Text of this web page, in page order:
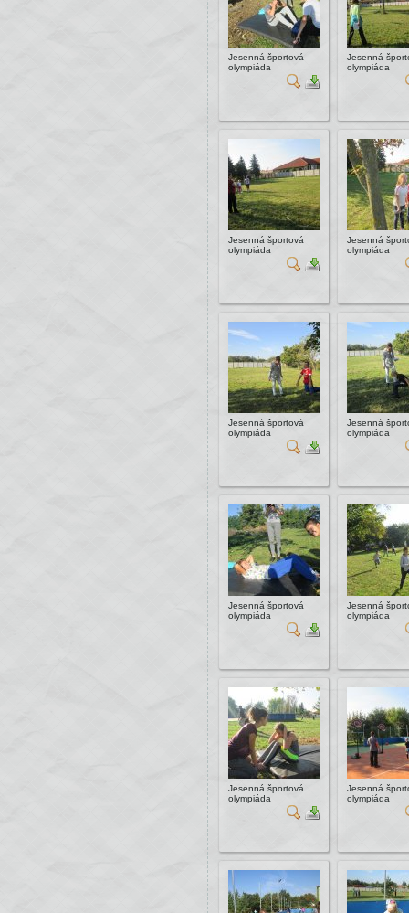
Jesenná športová
olympiáda
Jesenná
olympiáda
Jesenná športová
olympiáda
Jesenná
olympiáda
Jesenná športová
olympiáda
Jesenná
olympiáda
Jesenná športová
olympiáda
Jesenná
olympiáda
Jesenná športová
olympiáda
Jesenná
olympiáda